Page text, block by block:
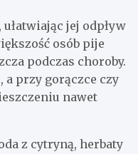
jej odpływ
osób pije
podczas choroby.
, a przy gorączce czy
nawet
z cytryną, herbaty